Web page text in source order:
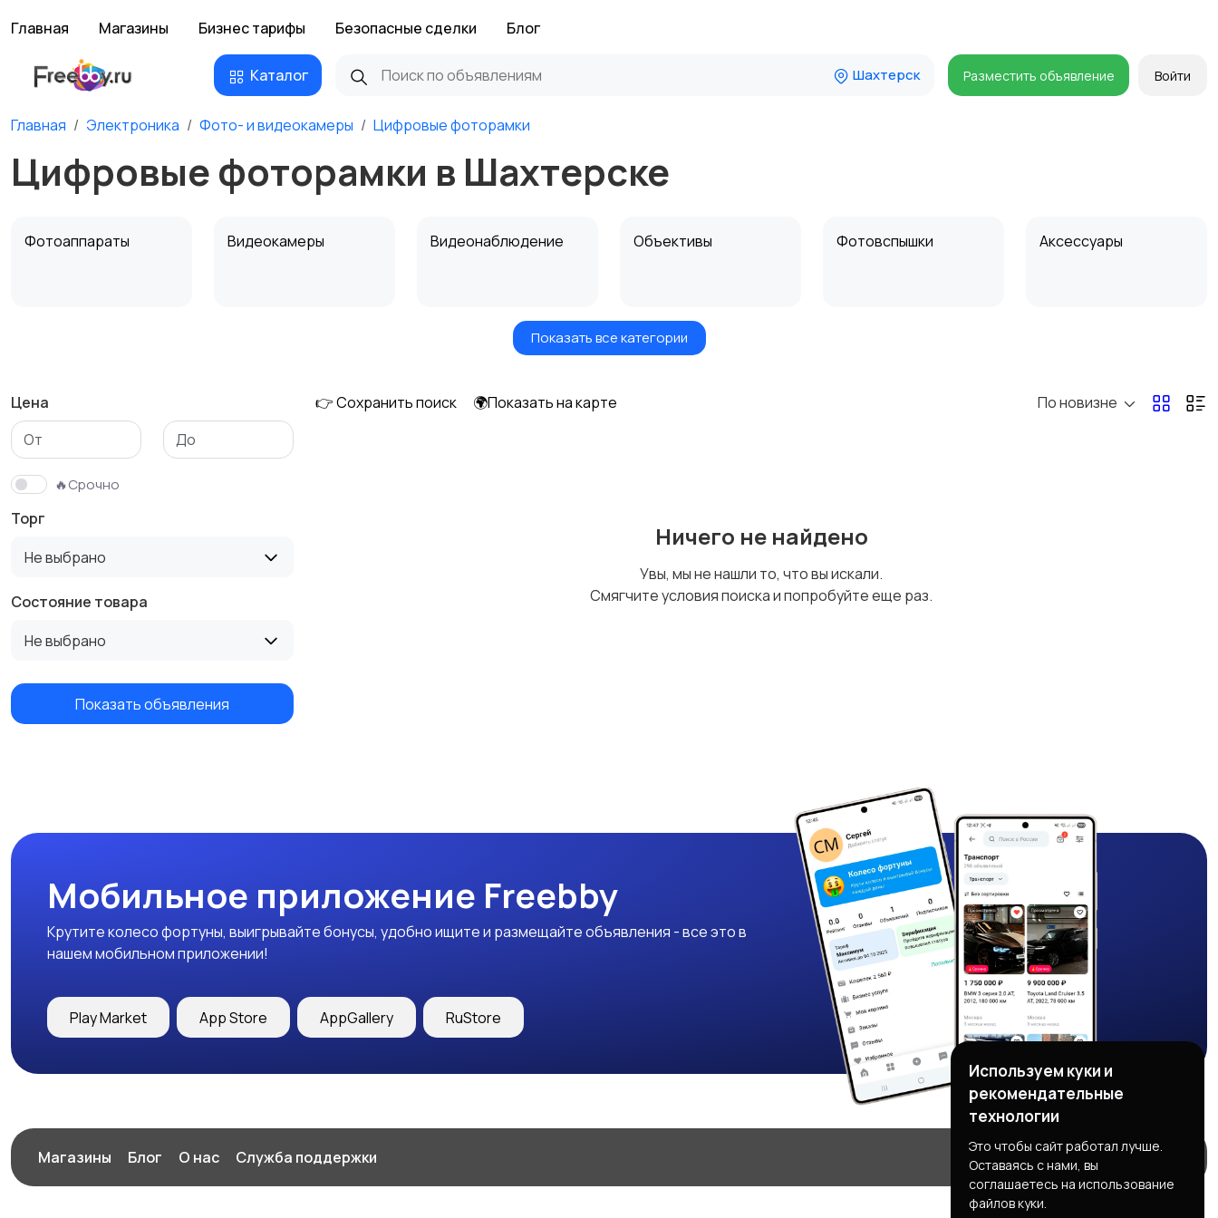
Главная Магазины Бизнес тарифы Безопасные сделки Блог
Каталог Шахтерск Разместить объявление Войти
Главная Электроника Фото- и видеокамеры Цифровые фоторамки
Цифровые фоторамки в Шахтерске
Фотоаппараты Видеокамеры Видеонаблюдение Объективы Фотовспышки Аксессуары
Компактные
Показать все категории
Цена
🔥Срочно
Торг
Не выбрано
Состояние товара
Не выбрано
Показать объявления
👉 Сохранить поиск 🌍Показать на карте По новизне
Ничего не найдено
Увы, мы не нашли то, что вы искали.
Смягчите условия поиска и попробуйте еще раз.
Мобильное приложение Freebby
Крутите колесо фортуны, выигрывайте бонусы, удобно ищите и размещайте объявления - все это в
нашем мобильном приложении!
Play Market App Store AppGallery RuStore
Магазины Блог О нас Служба поддержки
Используем куки и
рекомендательные
технологии
Это чтобы сайт работал лучше.
Оставаясь с нами, вы
соглашаетесь на использование
файлов куки.